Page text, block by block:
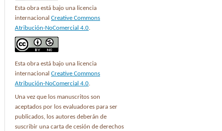
Esta obra está bajo una licencia
internacional Creative Commons
Atribución-NoComercial 4.0.
Esta obra está bajo una licencia
internacional Creative Commons
Atribución-NoComercial 4.0.
Una vez que los manuscritos son
aceptados por los evaluadores para ser
publicados, los autores deberán de
suscribir una carta de cesión de derechos